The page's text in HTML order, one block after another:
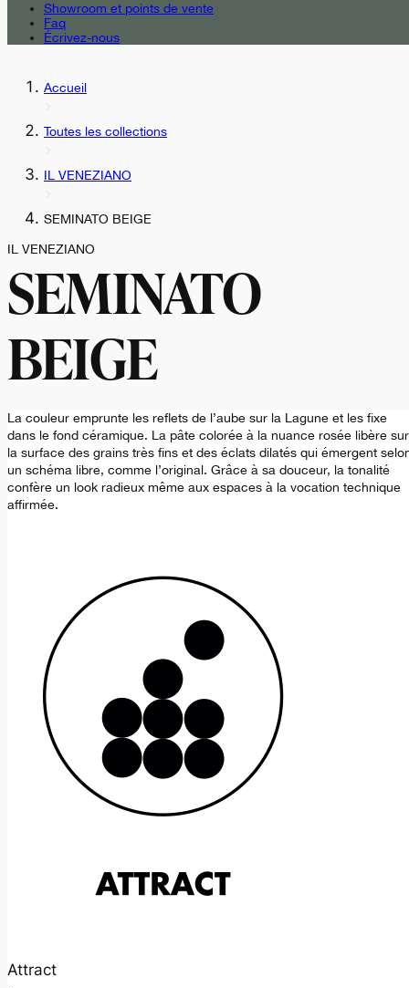
Showroom et points de vente
Faq
Écrivez-nous
Accueil
Toutes les collections
IL VENEZIANO
SEMINATO BEIGE
IL VENEZIANO
SEMINATO
BEIGE
La couleur emprunte les reflets de l’aube sur la Lagune et les fixe
dans le fond céramique. La pâte colorée à la nuance rosée libère sur
la surface des grains très fins et des éclats dilatés qui émergent
un schéma libre, comme l’original. Grâce à sa douceur, la tonalité
confère un look radieux même aux espaces à la vocation technique
affirmée.
Attract